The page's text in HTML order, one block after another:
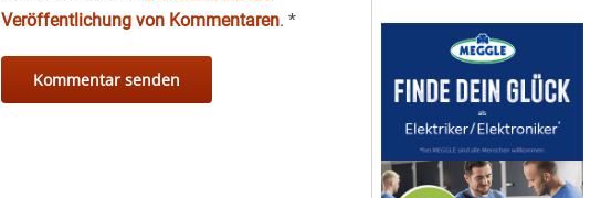
Veröffentlichung von Kommentaren.*